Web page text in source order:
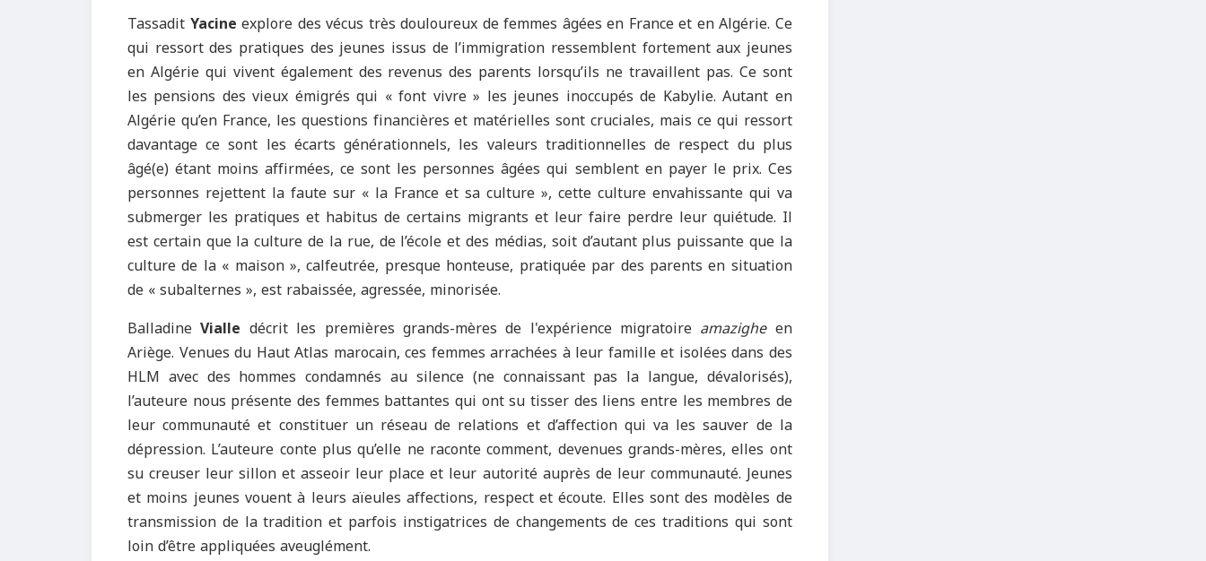
TassaditYacineexplore des vécus très douloureux de femmes âgées en France et en Algérie. Ce
qui ressort des pratiques des jeunes issus de l’immigration ressemblent fortement aux jeunes
en Algérie qui vivent également des revenus des parents lorsqu’ils ne travaillent pas. Ce sont
les pensions des vieux émigrés qui « font vivre » les jeunes inoccupés de Kabylie. Autant en
Algérie qu’en France, les questions financières et matérielles sont cruciales, mais ce qui ressort
davantage ce sont les écarts générationnels, les valeurs traditionnelles de respect du plus
âgé(e) étant moins affirmées, ce sont les personnes âgées qui semblent en payer le prix. Ces
personnes rejettent la faute sur « la France et sa culture », cette culture envahissante qui va
submerger les pratiques et habitus de certains migrants et leur faire perdre leur quiétude. Il
est certain que la culture de la rue, de l’école et des médias, soit d’autant plus puissante que la
culture de la « maison », calfeutrée, presque honteuse, pratiquée par des parents en situation
de « subalternes », est rabaissée, agressée, minorisée.
Balladine Vialle décrit les premières grands-mères de l'expérience migratoire amazigheen
Ariège. Venues du Haut Atlas marocain, ces femmes arrachées à leur famille et isolées dans des
HLM avec des hommes condamnés au silence (ne connaissant pas la langue, dévalorisés),
l’auteure nous présente des femmes battantes qui ont su tisser des liens entre les membres de
leur communauté et constituer un réseau de relations et d’affection qui va les sauver de la
dépression. L’auteure conte plus qu’elle ne raconte comment, devenues grands-mères, elles ont
su creuser leur sillon et asseoir leur place et leur autorité auprès de leur communauté. Jeunes
et moins jeunes vouent à leurs aïeules affections, respect et écoute. Elles sont des modèles de
transmission de la tradition et parfois instigatrices de changements de ces traditions qui sont
loin d’être appliquées aveuglément.